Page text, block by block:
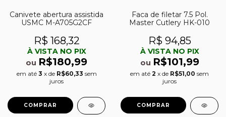
Canivete abertura assistida
USMC M-A705G2CF
R$ 168,32
À VISTA NO PIX
ou R$180,99
em até 3 x de R$60,33 sem
juros
Faca de filetar 7.5 Pol.
Master Cutlery HK-010
R$ 94,85
À VISTA NO PIX
ou R$101,99
em até 2 x de R$51,00 sem
juros